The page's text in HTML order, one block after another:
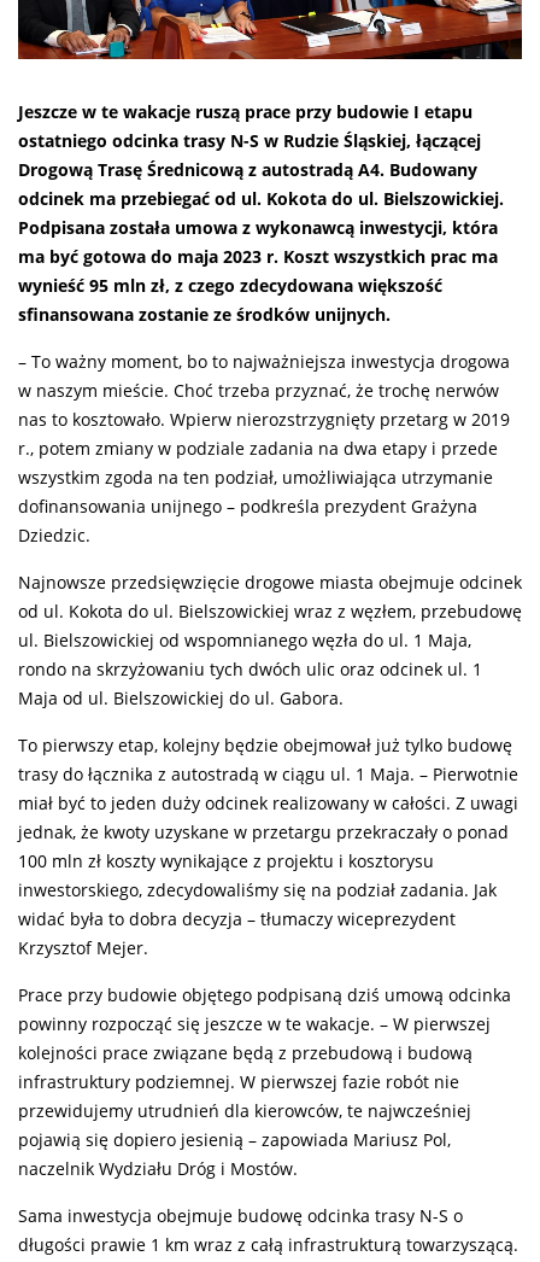
Jeszcze w te wakacje ruszą prace przy budowie I etapu
ostatniego odcinka trasy N-S w Rudzie Śląskiej, łączącej
Drogową Trasę Średnicową z autostradą A4. Budowany
odcinek ma przebiegać od ul. Kokota do ul. Bielszowickiej.
Podpisana została umowa z wykonawcą inwestycji, która
ma być gotowa do maja 2023 r. Koszt wszystkich prac ma
wynieść 95 mln zł, z czego zdecydowana większość
sfinansowana zostanie ze środków unijnych.
– To ważny moment, bo to najważniejsza inwestycja drogowa
w naszym mieście. Choć trzeba przyznać, że trochę nerwów
nas to kosztowało. Wpierw nierozstrzygnięty przetarg w 2019
r., potem zmiany w podziale zadania na dwa etapy i przede
wszystkim zgoda na ten podział, umożliwiająca utrzymanie
dofinansowania unijnego – podkreśla prezydent Grażyna
Dziedzic.
Najnowsze przedsięwzięcie drogowe miasta obejmuje odcinek
od ul. Kokota do ul. Bielszowickiej wraz z węzłem, przebudowę
ul. Bielszowickiej od wspomnianego węzła do ul. 1 Maja,
rondo na skrzyżowaniu tych dwóch ulic oraz odcinek ul. 1
Maja od ul. Bielszowickiej do ul. Gabora.
To pierwszy etap, kolejny będzie obejmował już tylko budowę
trasy do łącznika z autostradą w ciągu ul. 1 Maja. – Pierwotnie
miał być to jeden duży odcinek realizowany w całości. Z uwagi
jednak, że kwoty uzyskane w przetargu przekraczały o ponad
100 mln zł koszty wynikające z projektu i kosztorysu
inwestorskiego, zdecydowaliśmy się na podział zadania. Jak
widać była to dobra decyzja – tłumaczy wiceprezydent
Krzysztof Mejer.
Prace przy budowie objętego podpisaną dziś umową odcinka
powinny rozpocząć się jeszcze w te wakacje. – W pierwszej
kolejności prace związane będą z przebudową i budową
infrastruktury podziemnej. W pierwszej fazie robót nie
przewidujemy utrudnień dla kierowców, te najwcześniej
pojawią się dopiero jesienią – zapowiada Mariusz Pol,
naczelnik Wydziału Dróg i Mostów.
Sama inwestycja obejmuje budowę odcinka trasy N-S o
długości prawie 1 km wraz z całą infrastrukturą towarzyszącą.